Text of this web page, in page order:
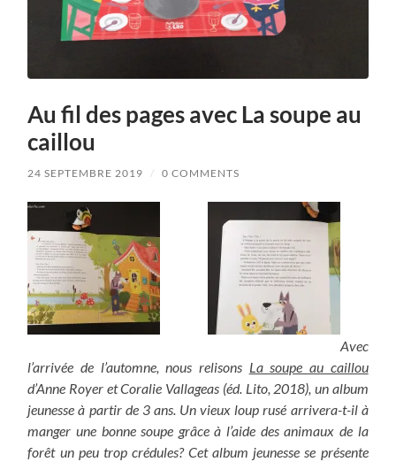
Au fil des pages avec La soupe au
caillou
24 SEPTEMBRE 2019 / 0 COMMENTS
Avec
l’arrivée de l’automne, nous relisons La soupe au caillou
d’Anne Royer et Coralie Vallageas (éd. Lito, 2018), un album
jeunesse à partir de 3 ans. Un vieux loup rusé arrivera-t-il à
manger une bonne soupe grâce à l’aide des animaux de la
forêt un peu trop crédules? Cet album jeunesse se présente